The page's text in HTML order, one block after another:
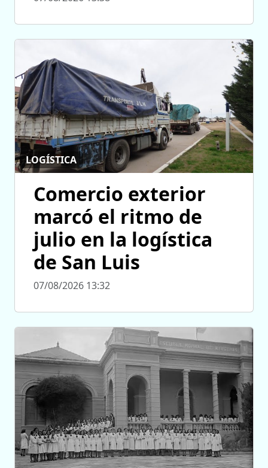
LOGÍSTICA
Comercio exterior
marcó el ritmo de
julio en la logística
de San Luis
07/08/2026 13:32